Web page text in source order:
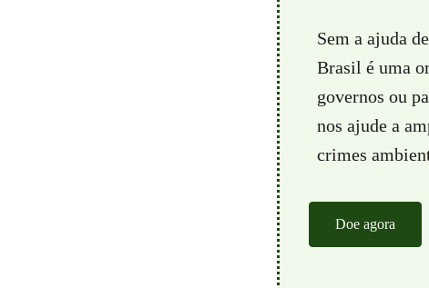
Sem a ajuda
Brasil é uma
governos ou
nos ajude a
crimes
Doe agora